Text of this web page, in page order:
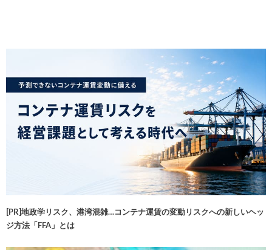
[PR]地政学リスク、港湾混雑…コンテナ運賃の変動リスクへの新しいヘッ
ジ方法「FFA」とは